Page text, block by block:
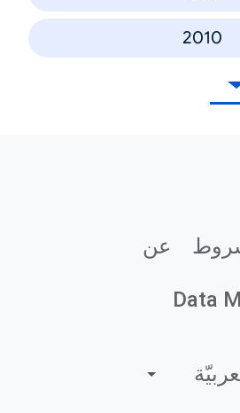
2010
عن
Data